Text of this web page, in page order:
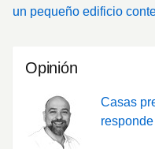
un pequeño edificio
Opinión
Casas